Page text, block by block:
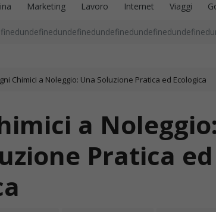
Marketing Lavoro Internet Viaggi
Chimici a Noleggio: Una Soluzione Pratica ed Ecologica
a Noleggio:
Pratica ed